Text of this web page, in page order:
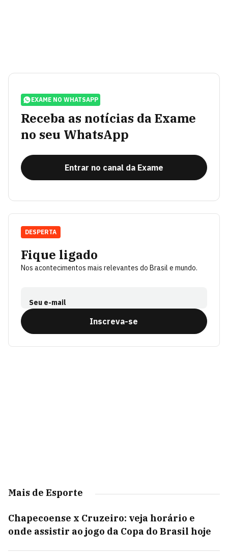
EXAME NO WHATSAPP
Receba as notícias da Exame
no seu WhatsApp
Entrar no canal da Exame
Fique ligado
Nos acontecimentos mais relevantes do Brasil e mundo.
Seu e-mail
Inscreva-se
DESPERTA
Mais de Esporte
Chapecoense x Cruzeiro: veja horário e
onde assistir ao jogo da Copa do Brasil hoje